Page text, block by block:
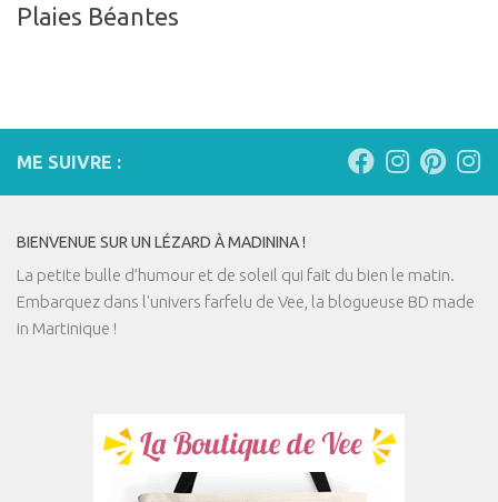
Plaies Béantes
ME SUIVRE :
BIENVENUE SUR UN LÉZARD À MADININA !
La petite bulle d’humour et de soleil qui fait du bien le matin.
Embarquez dans l'univers farfelu de Vee, la blogueuse BD made
in Martinique !